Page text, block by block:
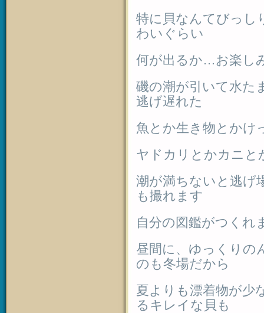
特に貝なんてびっし
わいぐらい
何が出るか…お楽し
磯の潮が引いて水た
逃げ遅れた
魚とか生き物とかけ
ヤドカリとかカニと
潮が満ちないと逃げ
も撮れます
自分の図鑑がつくれ
昼間に、ゆっくりの
のも冬場だから
夏よりも漂着物が少
るキレイな貝も